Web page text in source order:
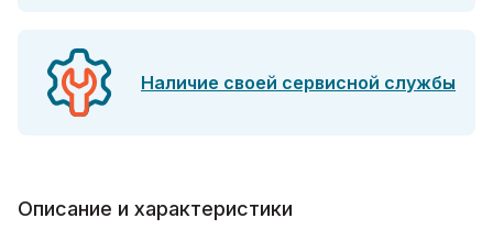
Наличие своей сервисной службы
Описание и характеристики